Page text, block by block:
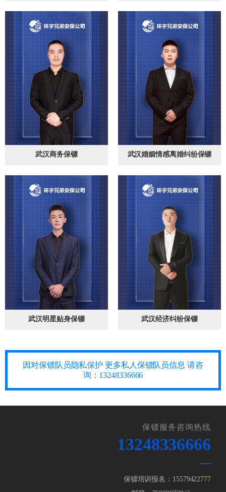
武汉商务保镖 武汉婚姻情感离婚纠纷保镖
武汉明星贴身保镖 武汉经济纠纷保镖
因对保镖队员隐私保护 更多私人保镖队员信息 请咨
询： 13248336666
保镖服务咨询热线
13248336666
保镖培训报名：15579422777